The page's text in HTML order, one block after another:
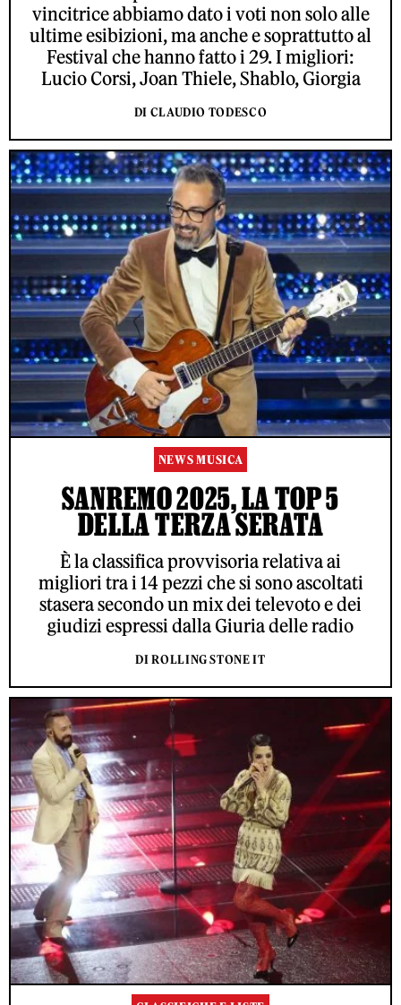
vincitrice abbiamo dato i voti non solo alle
ultime esibizioni, ma anche e soprattutto al
Festival che hanno fatto i 29. I migliori:
Lucio Corsi, Joan Thiele, Shablo, Giorgia
DI CLAUDIO TODESCO
NEWS MUSICA
SANREMO 2025, LA TOP 5
DELLA TERZA SERATA
È la classifica provvisoria relativa ai
migliori tra i 14 pezzi che si sono ascoltati
stasera secondo un mix dei televoto e dei
giudizi espressi dalla Giuria delle radio
DI ROLLING STONE IT